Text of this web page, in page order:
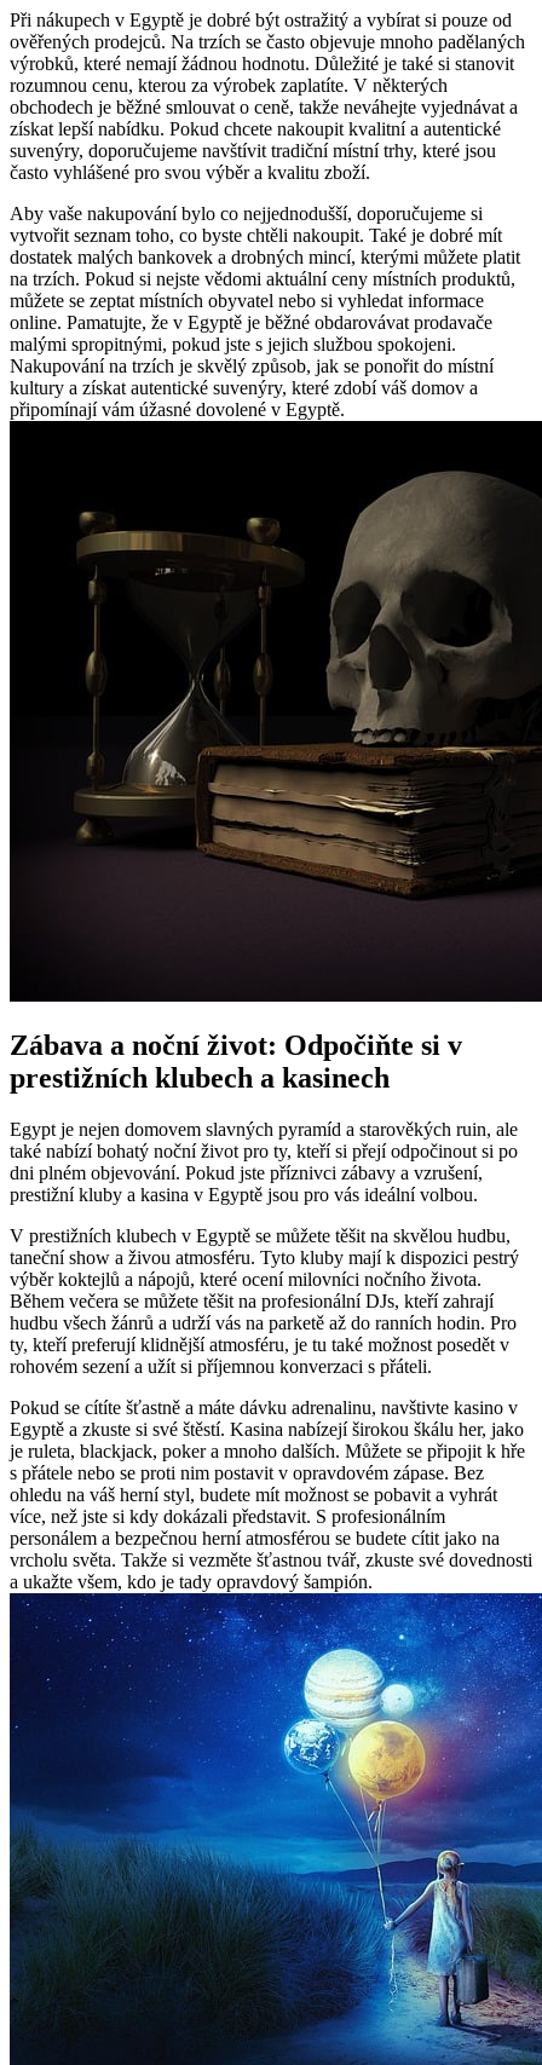
Při nákupech v Egyptě je dobré být ostražitý a vybírat si pouze od
ověřených prodejců. Na trzích se často objevuje mnoho padělaných
výrobků, které nemají žádnou hodnotu. Důležité je také si stanovit
rozumnou cenu, kterou za výrobek zaplatíte. V některých
obchodech je běžné smlouvat o ceně, takže neváhejte vyjednávat a
získat lepší nabídku. Pokud chcete nakoupit kvalitní a autentické
suvenýry, doporučujeme navštívit tradiční místní trhy, které jsou
často vyhlášené pro svou výběr a kvalitu zboží.
Aby vaše nakupování bylo co nejjednodušší, doporučujeme si
vytvořit seznam toho, co byste chtěli nakoupit. Také je dobré mít
dostatek malých bankovek a drobných mincí, kterými můžete platit
na trzích. Pokud si nejste vědomi aktuální ceny místních produktů,
můžete se zeptat místních obyvatel nebo si vyhledat informace
online. Pamatujte, že v Egyptě je běžné obdarovávat prodavače
malými spropitnými, pokud jste s jejich službou spokojeni.
Nakupování na trzích je skvělý způsob, jak se ponořit do místní
kultury a získat autentické suvenýry, které zdobí váš domov a
připomínají vám úžasné dovolené v Egyptě.
Zábava a noční život: Odpočiňte si v
prestižních klubech a kasinech
Egypt je nejen domovem slavných pyramíd a starověkých ruin, ale
také nabízí bohatý noční život pro ty, kteří si přejí odpočinout si po
dni plném objevování. Pokud jste příznivci zábavy a vzrušení,
prestižní kluby a kasina v Egyptě jsou pro vás ideální volbou.
V prestižních klubech v Egyptě se můžete těšit na skvělou hudbu,
taneční show a živou atmosféru. Tyto kluby mají k dispozici pestrý
výběr koktejlů a nápojů, které ocení milovníci nočního života.
Během večera se můžete těšit na profesionální DJs, kteří zahrají
hudbu všech žánrů a udrží vás na parketě až do ranních hodin. Pro
ty, kteří preferují klidnější atmosféru, je tu také možnost posedět v
rohovém sezení a užít si příjemnou konverzaci s přáteli.
Pokud se cítíte šťastně a máte dávku adrenalinu, navštivte kasino v
Egyptě a zkuste si své štěstí. Kasina nabízejí širokou škálu her, jako
je ruleta, blackjack, poker a mnoho dalších. Můžete se připojit k hře
s přátele nebo se proti nim postavit v opravdovém zápase. Bez
ohledu na váš herní styl, budete mít možnost se pobavit a vyhrát
více, než jste si kdy dokázali představit. S profesionálním
personálem a bezpečnou herní atmosférou se budete cítit jako na
vrcholu světa. Takže si vezměte šťastnou tvář, zkuste své dovednosti
a ukažte všem, kdo je tady opravdový šampión.